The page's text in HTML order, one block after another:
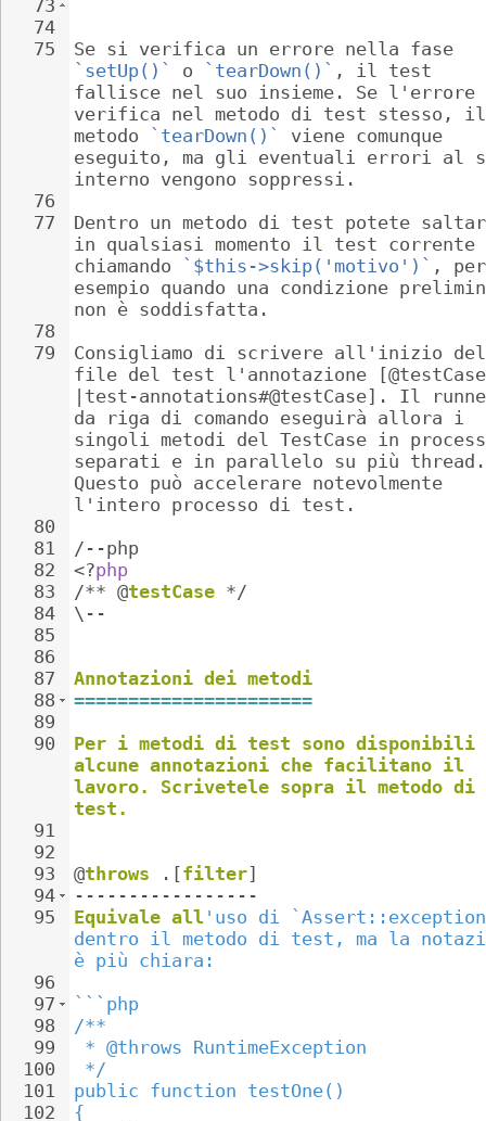
73
74
75
76
77
78
79
80
81
82
83
84
85
86
87
88
89
90
91
92
93
94
95
96
97
98
99
100
101
102
Se si verifica un errore nella fase
`setUp()`
o `tearDown()` , il test
fallisce nel suo insieme. Se
verifica nel metodo di test stesso,
metodo
`tearDown()`
viene comunque
eseguito, ma gli eventuali errori al
interno vengono soppressi.
Dentro un metodo di test potete
in qualsiasi momento il test corrente
chiamando
`$this->skip('motivo')` ,
esempio quando una condizione
non è soddisfatta.
Consigliamo di scrivere all'inizio
file del test l'annotazione
|test-annotations#@testCase]. Il
da riga di comando eseguirà allora i
singoli metodi del TestCase in
separati e in parallelo su più
Questo può accelerare notevolmente
l'intero processo di test.
/--php
<?php
/** @testCase */
\--
Annotazioni dei metodi
======================
Per i metodi di test sono disponibili
alcune annotazioni che facilitano il
lavoro.
Scrivetele sopra il metodo di
test.
@throws .[filter]
-----------------
Equivale all 'uso di
dentro il metodo di test, ma la
è più chiara:
```php
/**
* @throws RuntimeException
*/
public function testOne()
{